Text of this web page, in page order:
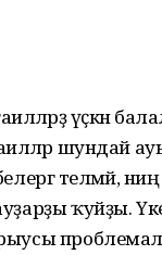
үҫкән
шундай
теләмәй,
ҡуйҙы.